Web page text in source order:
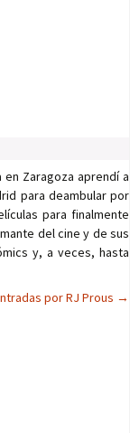
en Zaragoza aprendí a
para deambular por
para finalmente
del cine y de sus
y, a veces, hasta
por RJ Prous →